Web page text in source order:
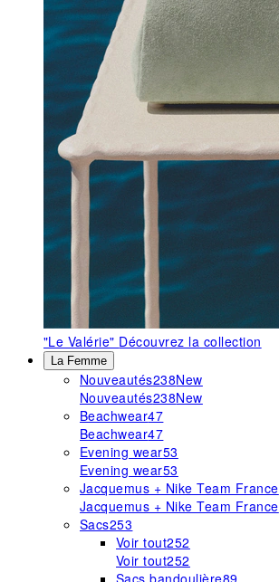
"Le Valérie" Découvrez la collection
La Femme
Nouveautés238New
Nouveautés238New
Beachwear47
Beachwear47
Evening wear53
Evening wear53
Jacquemus + Nike Team France
Jacquemus + Nike Team France
Sacs253
Voir tout252
Voir tout252
Sacs bandoulière89